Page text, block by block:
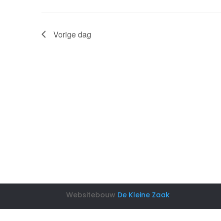
Vorige dag
Websitebouw De Kleine Zaak